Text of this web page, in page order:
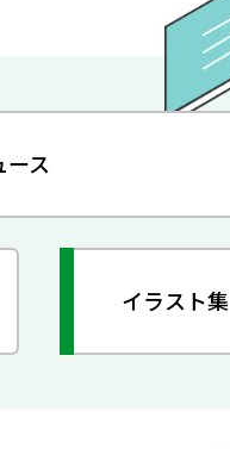
ース
イラスト集